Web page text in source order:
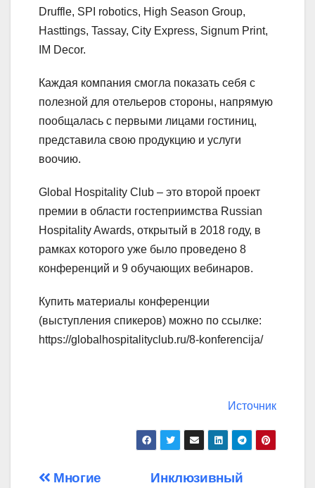
Druffle, SPI robotics, High Season Group,
Hasttings, Tassay, City Express, Signum Print,
IM Decor.
Каждая компания смогла показать себя с
полезной для отельеров стороны, напрямую
пообщалась с первыми лицами гостиниц,
представила свою продукцию и услуги
воочию.
Global Hospitality Club – это второй проект
премии в области гостеприимства Russian
Hospitality Awards, открытый в 2018 году, в
рамках которого уже было проведено 8
конференций и 9 обучающих вебинаров.
Купить материалы конференции
(выступления спикеров) можно по ссылке:
https://globalhospitalityclub.ru/8-konferencija/
Источник
Инклюзивный
Многие